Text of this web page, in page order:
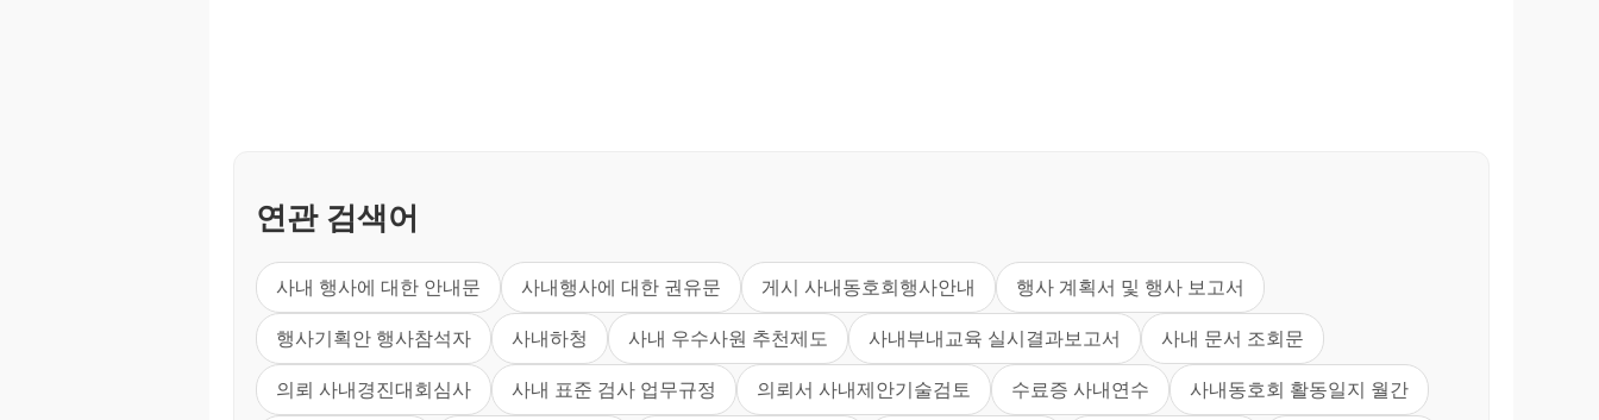
연관 검색어
사내 행사에 대한 안내문 사내행사에 대한 권유문 게시 사내동호회행사안내 행사 계획서 및 행사 보고서
행사기획안 행사참석자 사내하청 사내 우수사원 추천제도 사내부내교육 실시결과보고서 사내 문서 조회문
의뢰 사내경진대회심사 사내 표준 검사 업무규정 의뢰서 사내제안기술검토 수료증 사내연수 사내동호회 활동일지 월간